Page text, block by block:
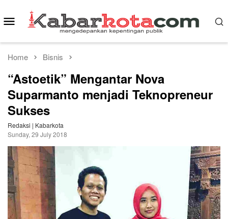
to
content
Mobile
Menu
Home Bisnis
“Astoetik” Mengantar Nova
Suparmanto menjadi Teknopreneur
Sukses
Redaksi | Kabarkota
Sunday, 29 July 2018